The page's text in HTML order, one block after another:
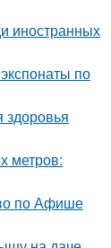
иностранных
по
здоровья
метров:
по Афише